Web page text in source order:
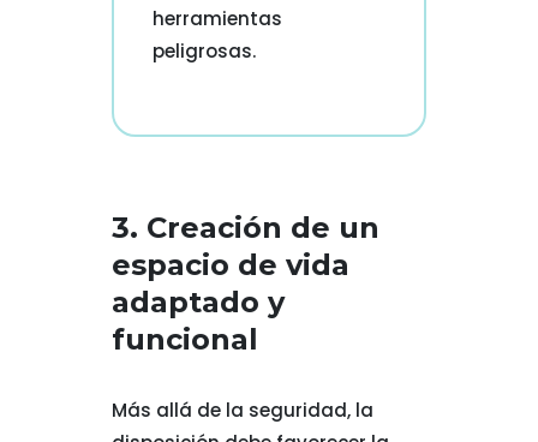
herramientas
peligrosas.
3. Creación de un
espacio de vida
adaptado y
funcional
Más allá de la seguridad, la